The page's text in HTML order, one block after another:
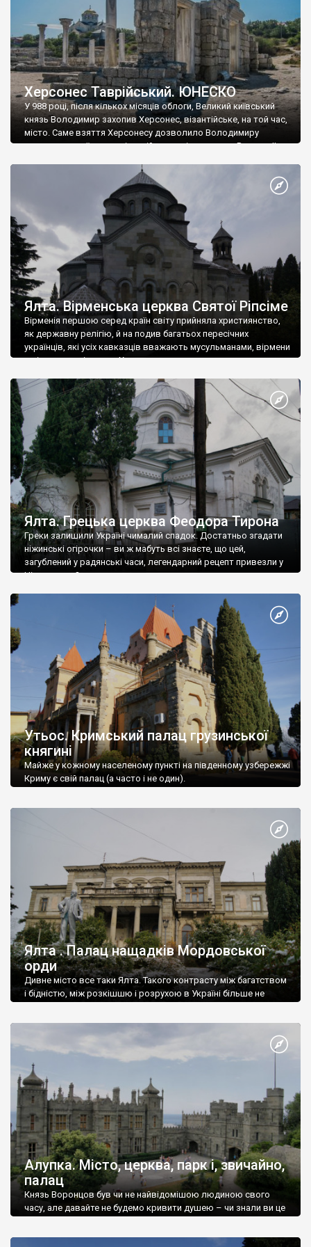
Херсонес Таврійський. ЮНЕСКО
У 988 році, після кількох місяців облоги, Великий київський
князь Володимир захопив Херсонес, візантійське, на той час,
місто. Саме взяття Херсонесу дозволило Володимиру
диктувати свої умови візантійському імператору Василю ІІ, та
Херсонесі Володимир-язичник, став Василем-християнином.
А потім було Хрещення Русі. На честь Херсонесу Таврійського
Ялта. Вірменська церква Святої Ріпсіме
Вірменія першою серед країн світу прийняла християнство,
як державну релігію, й на подив багатьох пересічних
українців, які усіх кавказців вважають мусульманами, вірмени
є відданими вірянами Христа
Ялта. Грецька церква Феодора Тирона
Греки залишили Україні чималий спадок. Достатньо згадати
ніжинські огірочки – ви ж мабуть всі знаєте, що цей,
загублений у радянські часи, легендарний рецепт привезли у
Ніжин греки?
Утьос. Кримський палац грузинської
княгині
Майже у кожному населеному пункті на південному узбережжі
Криму є свій палац (а часто і не один).
Ялта . Палац нащадків Мордовської
орди
Дивне місто все таки Ялта. Такого контрасту між багатством
і бідністю, між розкішшю і розрухою в Україні більше не
Алупка. Місто, церква, парк і, звичайно,
палац
Князь Воронцов був чи не найвідомішою людиною свого
часу, але давайте не будемо кривити душею – чи знали ви це